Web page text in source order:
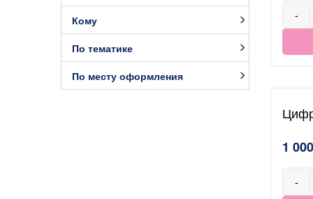
Кому
По тематике
По месту оформления
-
1
-